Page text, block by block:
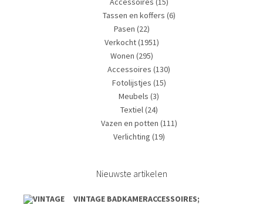
Tassen en koffers (6)
Pasen (22)
Verkocht(1951)
Wonen (295)
Accessoires (130)
Fotolijstjes (15)
Meubels (3)
Textiel(24)
Vazen en potten (111)
Verlichting (19)
Nieuwste artikelen
VINTAGE BADKAMERACCESSOIRES;